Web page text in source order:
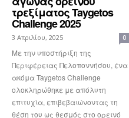
τρεξίματος Taygetos
Challenge 2025
3 Απριλίου, 2025 0
Με την υποστήριξη της
Περιφέρειας Πελοποννήσου, ένα
ακόμα Taygetos Challenge
ολοκληρώθηκε με απόλυτη
επιτυχία, επιβεβαιώνοντας τη
θέση του ως θεσμός στο ορεινό